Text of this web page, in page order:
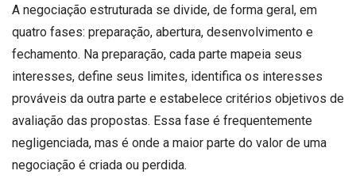
A negociação estruturada se divide, de forma geral, em
quatro fases: preparação, abertura, desenvolvimento e
fechamento. Na preparação, cada parte mapeia seus
interesses, define seus limites, identifica os interesses
prováveis da outra parte e estabelece critérios objetivos de
avaliação das propostas. Essa fase é frequentemente
negligenciada, mas é onde a maior parte do valor de uma
negociação é criada ou perdida.